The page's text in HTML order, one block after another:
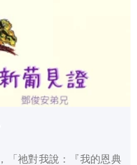
「祂對我說：『我的恩典